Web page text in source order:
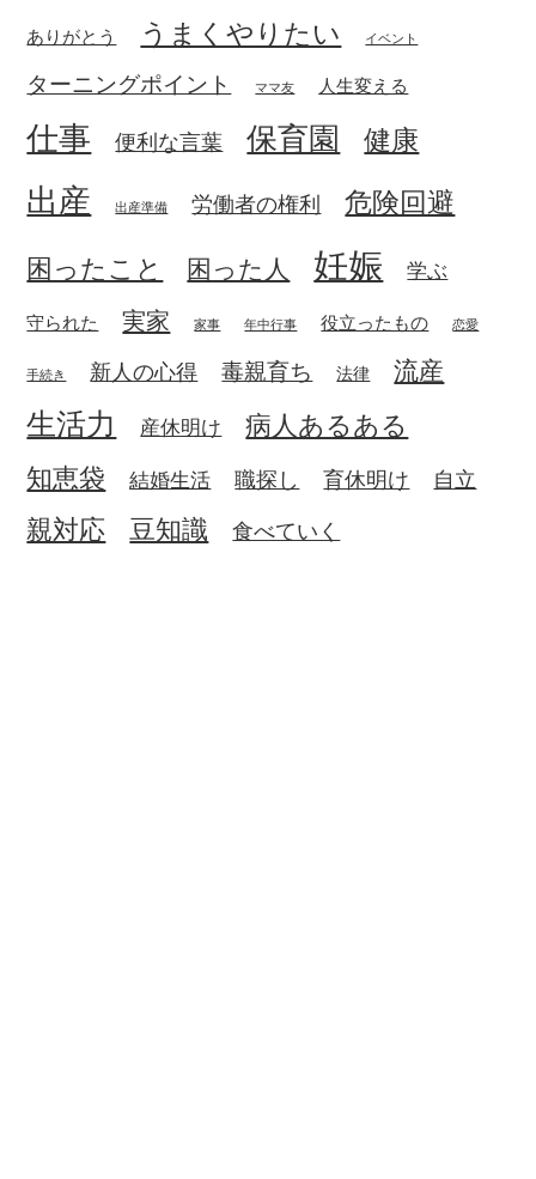
ありがとう うまくやりたい イベント
ターニングポイント ママ友 人生変える
仕事 便利な言葉 保育園 健康
出産 出産準備 労働者の権利 危険回避
困ったこと 困った人 妊娠 学ぶ
守られた 実家 家事 年中行事 役立ったもの 恋愛
手続き 新人の心得 毒親育ち 法律 流産
生活力 産休明け
病人あるある
知恵袋
結婚生活 職探し 育休明け 自立
親対応 豆知識 食べていく